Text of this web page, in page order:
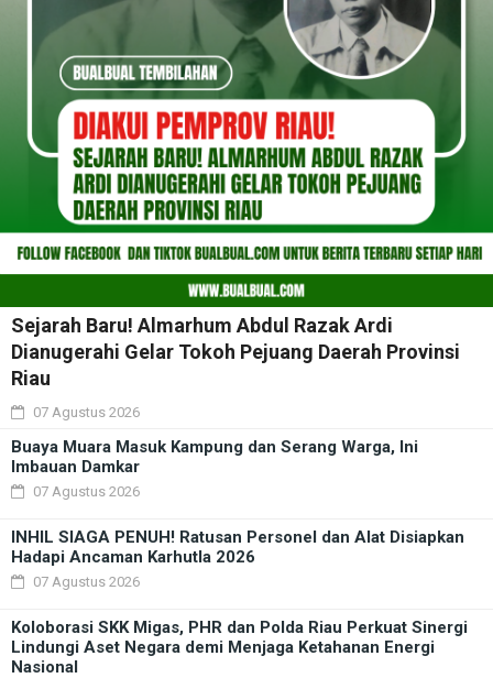
Sejarah Baru! Almarhum Abdul Razak Ardi
Dianugerahi Gelar Tokoh Pejuang Daerah Provinsi
Riau
07 Agustus 2026
Buaya Muara Masuk Kampung dan Serang Warga, Ini
Imbauan Damkar
07 Agustus 2026
INHIL SIAGA PENUH! Ratusan Personel dan Alat Disiapkan
Hadapi Ancaman Karhutla 2026
07 Agustus 2026
Koloborasi SKK Migas, PHR dan Polda Riau Perkuat Sinergi
Lindungi Aset Negara demi Menjaga Ketahanan Energi
Nasional